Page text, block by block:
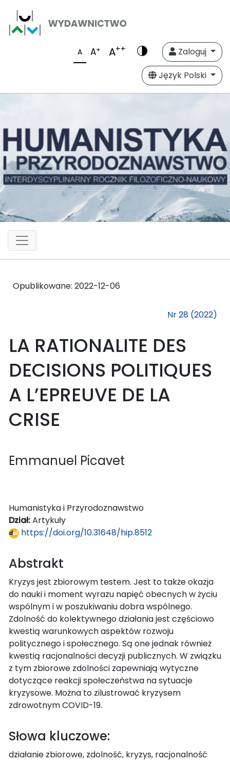
A A+ A++
Zaloguj
Język Polski
Opublikowane: 2022-12-06
Nr 28 (2022)
LA RATIONALITE DES
DECISIONS POLITIQUES
A L’EPREUVE DE LA
CRISE
Emmanuel Picavet
Humanistyka i Przyrodoznawstwo
Dział:Artykuły
https://doi.org/10.31648/hip.8512
Abstrakt
Kryzys jest zbiorowym testem. Jest to także okazja
do nauki i moment wyrazu napięć obecnych w życiu
wspólnym i w poszukiwaniu dobra wspólnego.
Zdolność do kolektywnego działania jest częściowo
kwestią warunkowych aspektów rozwoju
politycznego i społecznego. Są one jednak również
kwestią racjonalności decyzji publicznych. W związku
z tym zbiorowe zdolności zapewniają wytyczne
dotyczące reakcji społeczeństwa na sytuacje
kryzysowe. Można to zilustrować kryzysem
zdrowotnym COVID-19.
Słowa kluczowe:
działanie zbiorowe, zdolność, kryzys, racjonalność